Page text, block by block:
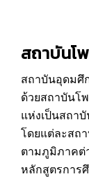
สถาบันโ
สถาบันอุดมศึ
ด้วยสถาบันโ
แห่งเป็นสถา
โดยแต่ละสถ
ตามภูมิภาคต่
หลักสูตรการ